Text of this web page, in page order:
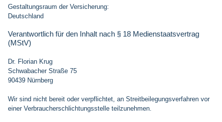
Gestaltungsraum der Versicherung:
Deutschland
Verantwortlich für den Inhalt nach § 18 Medienstaatsvertrag
(MStV)
Dr. Florian Krug
Schwabacher Straße 75
90439 Nürnberg
Wir sind nicht bereit oder verpflichtet, an Streitbeilegungsverfahren vor
einer Verbraucherschlichtungsstelle teilzunehmen.